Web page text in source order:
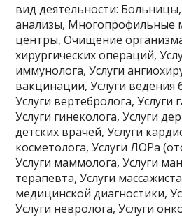
вид деятельности:
анализы, Многопрофильные
центры, Очищение
хирургических операций,
иммунолога, Услуги
вакцинации, Услуги ведения
Услуги вертебролога, Услуги
Услуги гинеколога, Услуги
детских врачей, Услуги
косметолога, Услуги ЛОРа
Услуги маммолога, Услуги
терапевта, Услуги
медицинской диагностики,
Услуги невролога, Услуги